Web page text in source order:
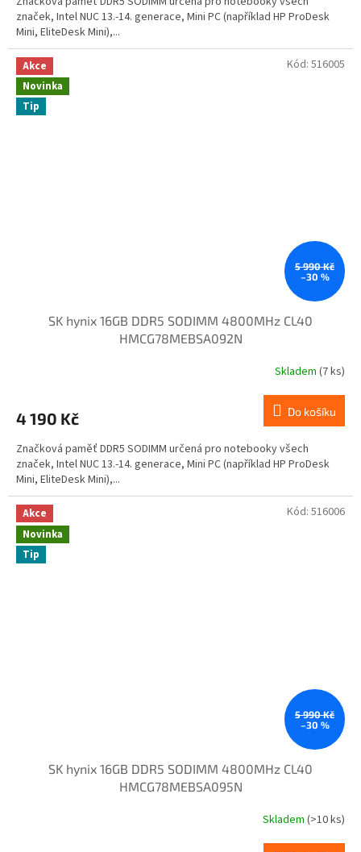
značek, Intel NUC 13.-14. generace, Mini PC (například HP ProDesk
Mini, EliteDesk Mini),...
Akce
Novinka
Tip
5 990 Kč
–30 %
SK hynix 16GB DDR5 SODIMM 4800MHz CL40
HMCG78MEBSA092N
Skladem (7 ks)
4 190 Kč Do košíku
Značková paměť DDR5 SODIMM určená pro notebooky všech
značek, Intel NUC 13.-14. generace, Mini PC (například HP ProDesk
Mini, EliteDesk Mini),...
Kód: 516005
Akce
Novinka
Tip
5 990 Kč
–30 %
SK hynix 16GB DDR5 SODIMM 4800MHz CL40
HMCG78MEBSA095N
Skladem (>10 ks)
Kód: 516006